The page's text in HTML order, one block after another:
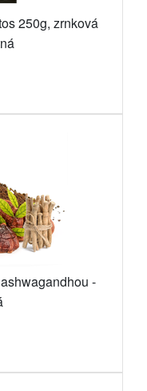
250g, zrnková
-